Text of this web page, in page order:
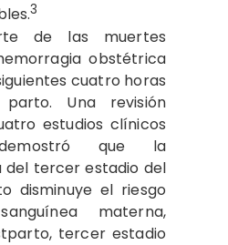
3
de las muertes
obstétrica
cuatro horas
Una revisión
estudios clínicos
que la
tercer estadio del
disminuye el riesgo
materna,
tercer estadio